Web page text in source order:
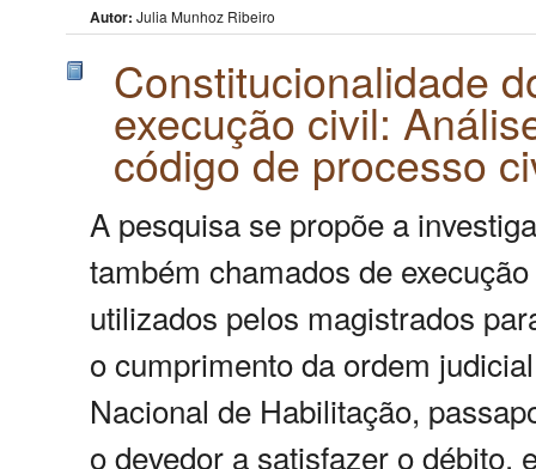
Autor: Julia Munhoz Ribeiro
Constitucionalidade
execução civil:
código de processo
A pesquisa se propõe a
também chamados de
utilizados pelos magistrados
o cumprimento da ordem
Nacional de Habilitação,
o devedor a satisfazer o débito,